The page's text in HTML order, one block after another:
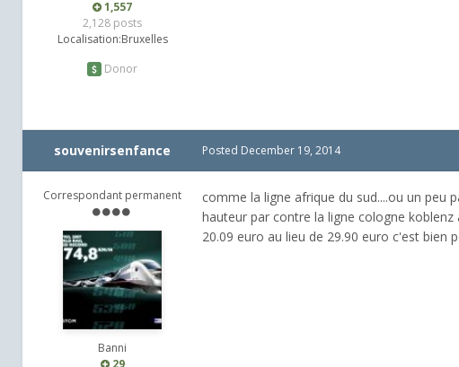
1,557
2,128 posts
Localisation:Bruxelles
Donor
souvenirsenfance
Correspondant permanent
Banni
Posted December 19, 2014
comme la ligne afrique du sud....ou un peu
hauteur par contre la ligne cologne
20.09 euro au lieu de 29.90 euro c'est bien